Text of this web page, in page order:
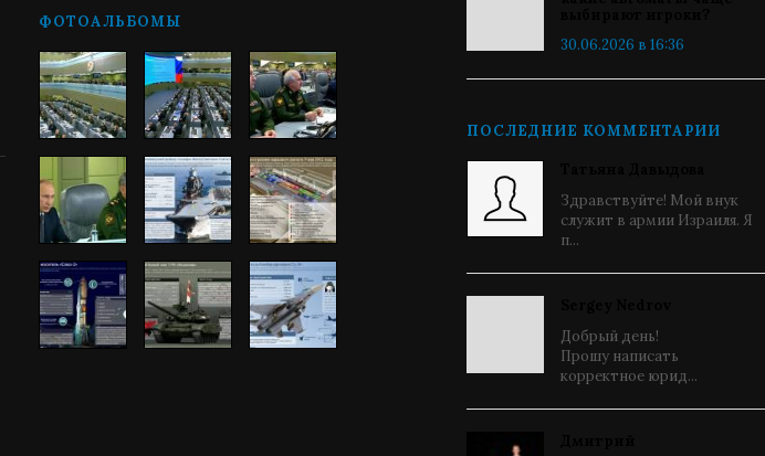
30.06.2026 в 16:36
ПОСЛЕДНИЕ КОММЕНТАРИИ
Здравствуйте! Мой внук
служит в армии Израиля. Я
п...
Добрый день!
Прошу написать
корректное юрид...
ФОТОАЛЬБОМЫ